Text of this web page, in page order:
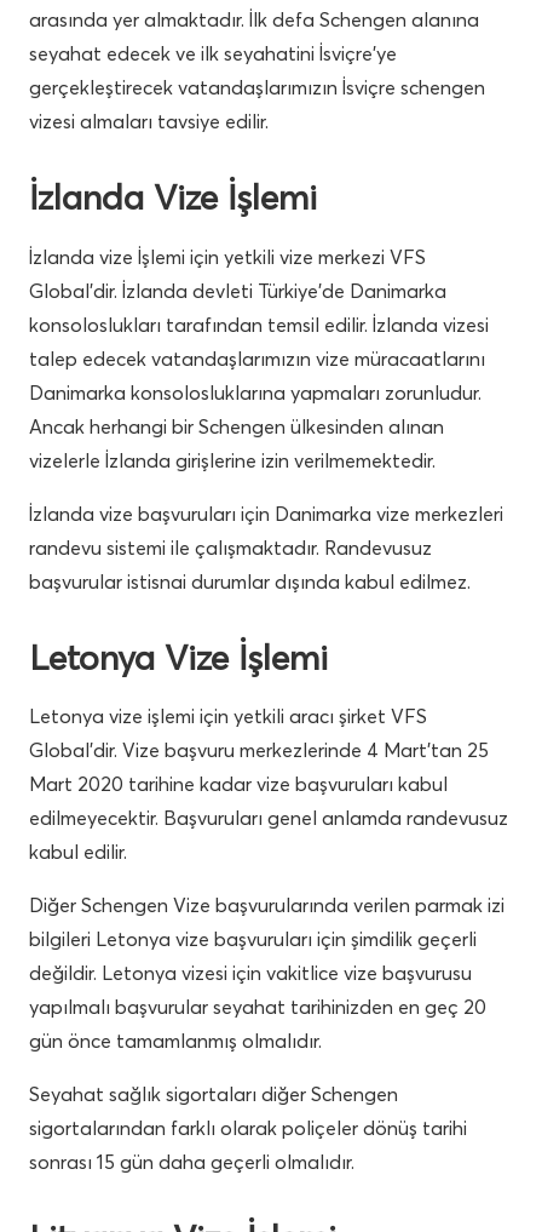
arasında yer almaktadır. İlk defa Schengen alanına
seyahat edecek ve ilk seyahatini İsviçre’ye
gerçekleştirecek vatandaşlarımızın İsviçre schengen
vizesi almaları tavsiye edilir.
İzlanda Vize İşlemi
İzlanda vize İşlemi için yetkili vize merkezi VFS
Global’dir. İzlanda devleti Türkiye’de Danimarka
konsoloslukları tarafından temsil edilir. İzlanda vizesi
talep edecek vatandaşlarımızın vize müracaatlarını
Danimarka konsolosluklarına yapmaları zorunludur.
Ancak herhangi bir Schengen ülkesinden alınan
vizelerle İzlanda girişlerine izin verilmemektedir.
İzlanda vize başvuruları için Danimarka vize merkezleri
randevu sistemi ile çalışmaktadır. Randevusuz
başvurular istisnai durumlar dışında kabul edilmez.
Letonya Vize İşlemi
Letonya vize işlemi için yetkili aracı şirket VFS
Global’dir. Vize başvuru merkezlerinde 4 Mart’tan 25
Mart 2020 tarihine kadar vize başvuruları kabul
edilmeyecektir. Başvuruları genel anlamda randevusuz
kabul edilir.
Diğer Schengen Vize başvurularında verilen parmak izi
bilgileri Letonya vize başvuruları için şimdilik geçerli
değildir. Letonya vizesi için vakitlice vize başvurusu
yapılmalı başvurular seyahat tarihinizden en geç 20
gün önce tamamlanmış olmalıdır.
Seyahat sağlık sigortaları diğer Schengen
sigortalarından farklı olarak poliçeler dönüş tarihi
sonrası 15 gün daha geçerli olmalıdır.